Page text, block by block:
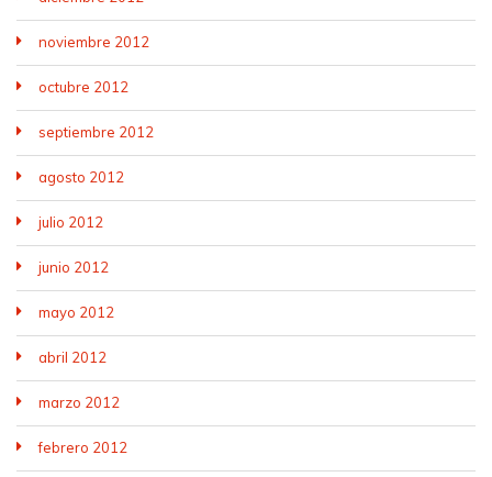
noviembre 2012
octubre 2012
septiembre 2012
agosto 2012
julio 2012
junio 2012
mayo 2012
abril 2012
marzo 2012
febrero 2012